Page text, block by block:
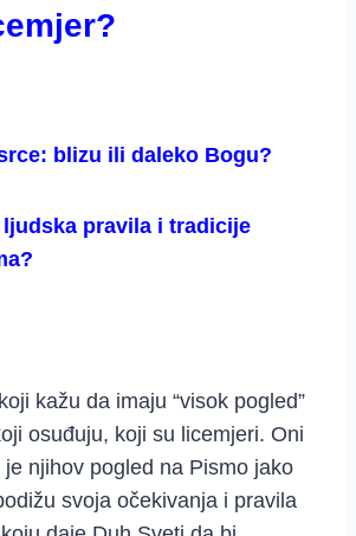
blizu ili daleko Bogu?
pravila i tradicije
kažu da imaju “visok pogled”
osuđuju, koji su licemjeri. Oni
njihov pogled na Pismo jako
svoja očekivanja i pravila